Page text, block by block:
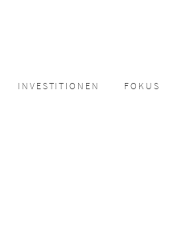
INVESTITIONEN FOKUS